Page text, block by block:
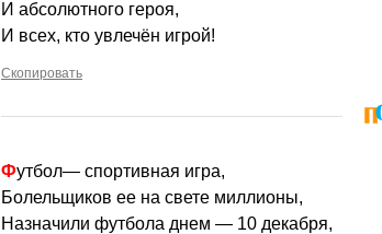
И абсолютного героя,
И всех, кто увлечён игрой!
Скопировать
Футбол— спортивная игра,
Болельщиков ее на свете миллионы,
Назначили футбола днем — 10 декабря,